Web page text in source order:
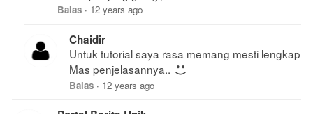
Balas · 12 years ago
Chaidir
Untuk tutorial saya rasa memang mesti lengkap
Mas penjelasannya..
Balas · 12 years ago